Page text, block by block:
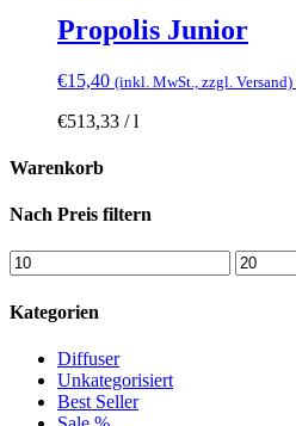
Propolis Junior
€15,40 (inkl. MwSt., zzgl. Versand)
€513,33 /l
Warenkorb
Nach Preis filtern
Kategorien
Diffuser
Unkategorisiert
Best Seller